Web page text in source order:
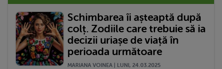
Schimbarea îi așteaptă după
colț. Zodiile care trebuie să ia
decizii uriașe de viață în
perioada următoare
MARIANA VOINEA | LUNI, 24.03.2025